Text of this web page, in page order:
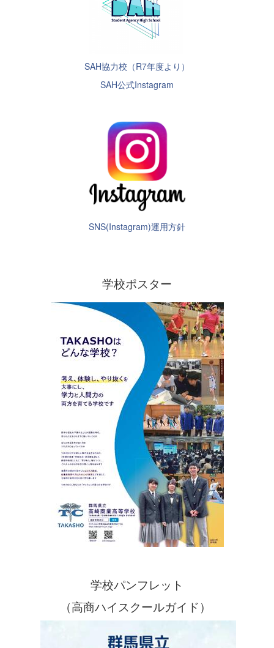
SAH協力校（R7年度より）
SAH公式Instagram
SNS(Instagram)運用方針
学校ポスター
学校パンフレット
（高商ハイスクールガイド）